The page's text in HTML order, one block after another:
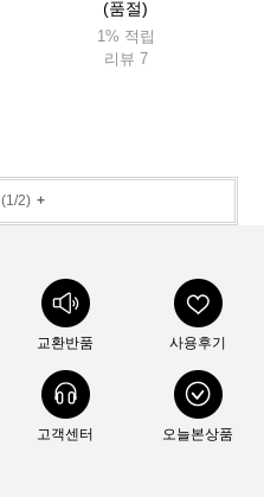
(품절)
1% 적립
리뷰 7
(1/2)+
교환반품 사용후기
고객센터 오늘본상품